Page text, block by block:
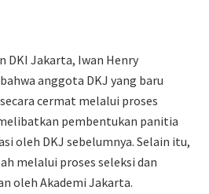
DKI Jakarta, Iwan Henry
anggota DKJ yang baru
cermat melalui proses
pembentukan panitia
oleh DKJ sebelumnya. Selain itu,
melalui proses seleksi dan
oleh Akademi Jakarta.